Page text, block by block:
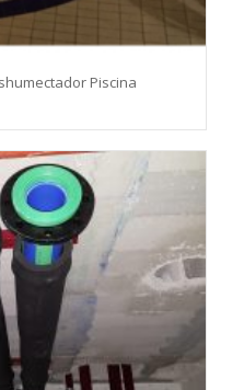
Piscina